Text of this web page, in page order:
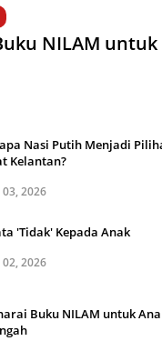
NILAM
Nasi Putih Menjadi
Kelantan?
03, 2026
'Tidak' Kepada Anak
02, 2026
Buku NILAM untuk